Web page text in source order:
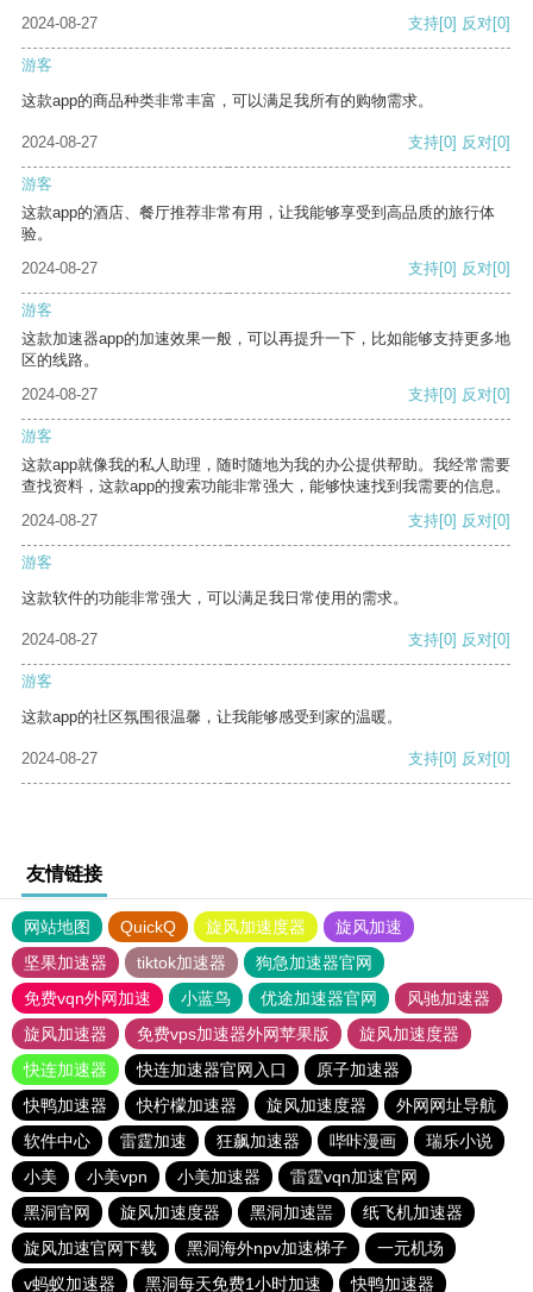
2024-08-27
支持[0] 反对[0]
游客
这款app的商品种类非常丰富，可以满足我所有的购物需求。
2024-08-27 支持[0] 反对[0]
游客
这款app的酒店、餐厅推荐非常有用，让我能够享受到高品质的旅行体
验。
2024-08-27
支持[0] 反对[0]
游客
这款加速器app的加速效果一般，可以再提升一下，比如能够支持更多地
区的线路。
2024-08-27
支持[0] 反对[0]
游客
这款app就像我的私人助理，随时随地为我的办公提供帮助。我经常需要
查找资料，这款app的搜索功能非常强大，能够快速找到我需要的信息。
2024-08-27
支持[0] 反对[0]
游客
这款软件的功能非常强大，可以满足我日常使用的需求。
2024-08-27 支持[0] 反对[0]
游客
这款app的社区氛围很温馨，让我能够感受到家的温暖。
2024-08-27 支持[0] 反对[0]
友情链接
网站地图 QuickQ 旋风加速度器
旋风加速
坚果加速器
tiktok加速器
狗急加速器官网
免费vqn外网加速
小蓝鸟 优途加速器官网
风驰加速器
旋风加速器
免费vps加速器外网苹果版
旋风加速度器
快连加速器
快连加速器官网入口
原子加速器
快鸭加速器
快柠檬加速器 旋风加速度器
外网网址导航
软件中心
雷霆加速 狂飙加速器 哔咔漫画
瑞乐小说
小美
小美vpn 小美加速器
雷霆vqn加速官网
黑洞官网
旋风加速度器 黑洞加速噐
纸飞机加速器
旋风加速官网下载
黑洞海外npv加速梯子
一元机场
v蚂蚁加速器
黑洞每天免费1小时加速 快鸭加速器